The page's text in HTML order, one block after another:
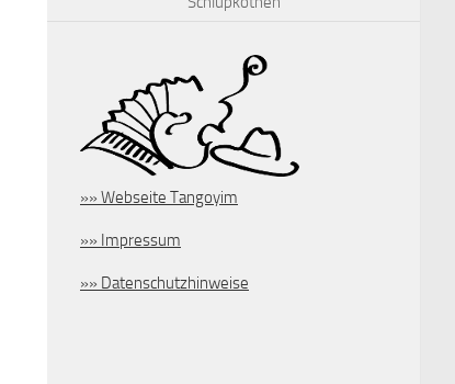
»» Webseite Tangoyim
»» Impressum
»» Datenschutzhinweise